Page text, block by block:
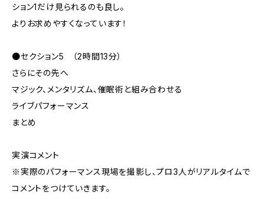
ション1だけ見られるのも良し。
よりお求めやすくなっています！
●セクション5 （2時間13分）
さらにその先へ
マジック、メンタリズム、催眠術と組み合わせる
ライブパフォーマンス
まとめ
実演コメント
※実際のパフォーマンス現場を撮影し、プロ3人がリアルタイムで
コメントをつけていきます。